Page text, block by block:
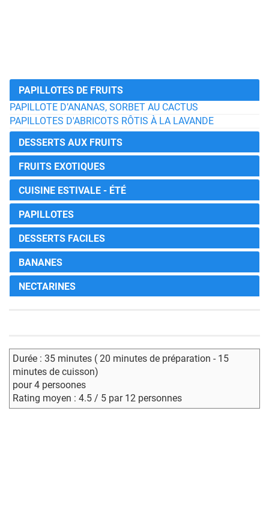
PAPILLOTES DE FRUITS
PAPILLOTE D’ANANAS, SORBET AU CACTUS
PAPILLOTES D'ABRICOTS RÔTIS À LA LAVANDE
DESSERTS AUX FRUITS
FRUITS EXOTIQUES
CUISINE ESTIVALE - ÉTÉ
PAPILLOTES
DESSERTS FACILES
BANANES
NECTARINES
Durée : 35 minutes ( 20 minutes de préparation - 15
minutes de cuisson)
pour 4 persoones
Rating moyen : 4.5 / 5 par 12 personnes